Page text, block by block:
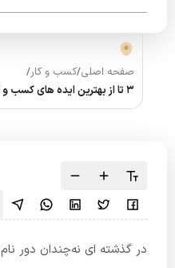
صفحه اصلی/کسب و کار/
3 تا از بهترین ایده های کسب و کار خانگی 1401
در گذشته ­ای نه‌چندان دور نام